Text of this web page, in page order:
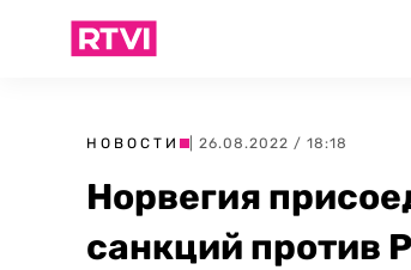
НОВОСТИ | 26.08.2022 / 18:18
Норвегия
санкций против